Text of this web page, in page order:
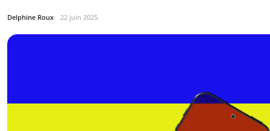
Delphine Roux 22 juin 2025